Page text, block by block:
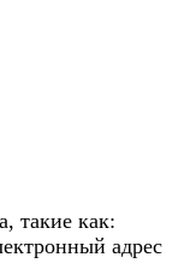
такие как:
адрес